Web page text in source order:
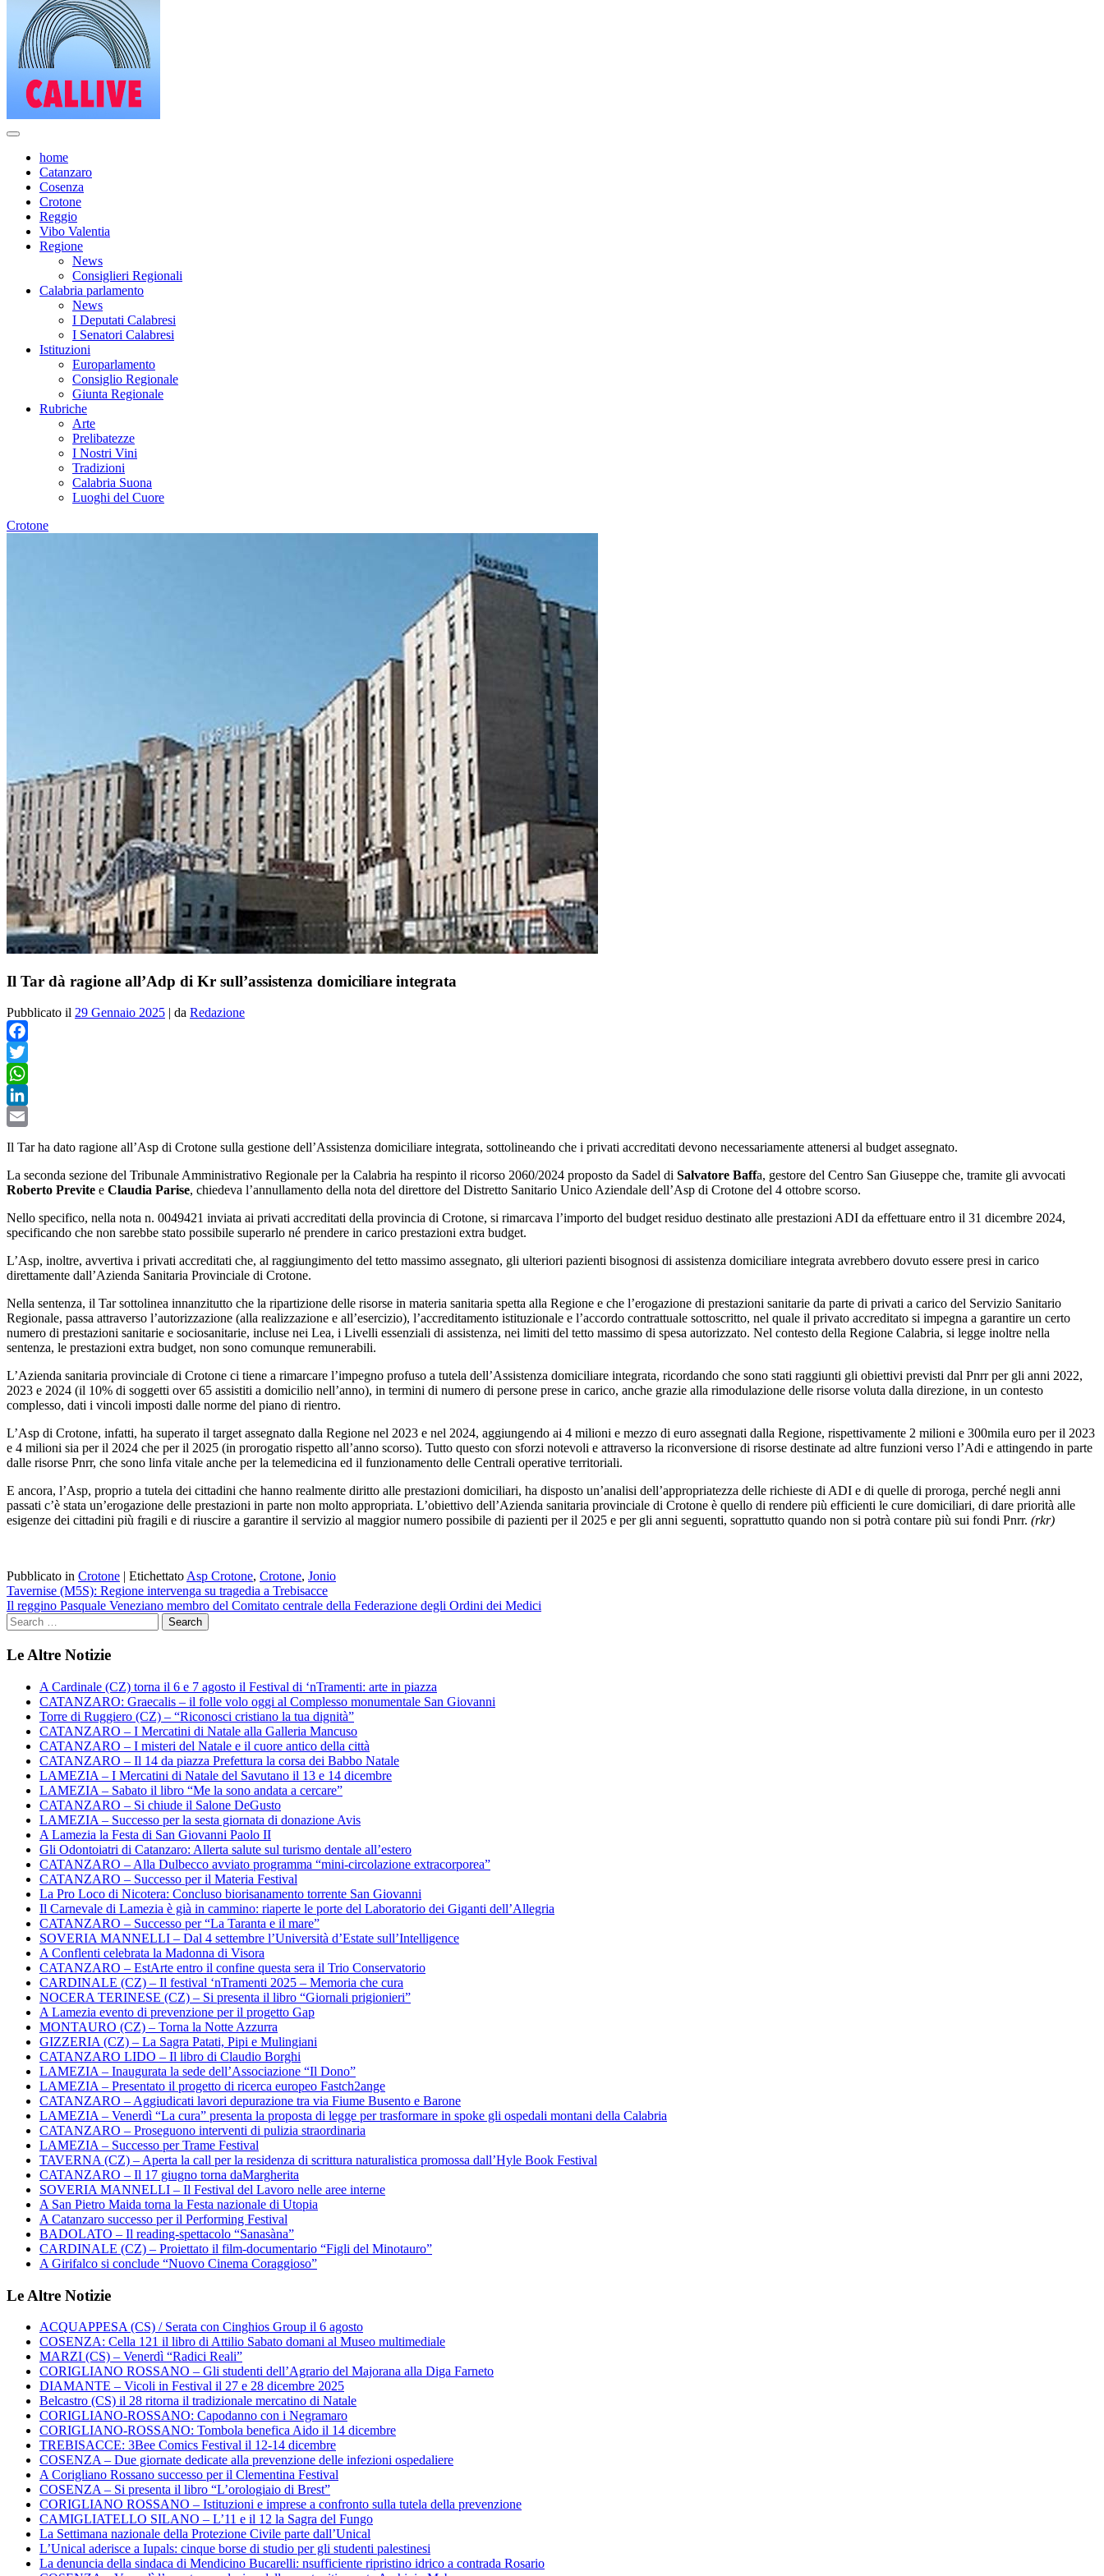
home
Catanzaro
Cosenza
Crotone
Reggio
Vibo Valentia
Regione
News
Consiglieri Regionali
Calabria parlamento
News
I Deputati Calabresi
I Senatori Calabresi
Istituzioni
Europarlamento
Consiglio Regionale
Giunta Regionale
Rubriche
Arte
Prelibatezze
I Nostri Vini
Tradizioni
Calabria Suona
Luoghi del Cuore
Crotone
Il Tar dà ragione all’Adp di Kr sull’assistenza domiciliare integrata
Pubblicato il 29 Gennaio 2025 | da Redazione
Facebook
Twitter
WhatsApp
LinkedIn
Il Tar ha dato ragione all’Asp di Crotone sulla gestione dell’Assistenza domiciliare integrata, sottolineando che i privati accreditati devono necessariamente attenersi al budget assegnato.
La seconda sezione del Tribunale Amministrativo Regionale per la Calabria ha respinto il ricorso 2060/2024 proposto da Sadel di Salvatore Baffa, gestore del Centro San Giuseppe che, tramite gli avvocati
Roberto Previte e Claudia Parise, chiedeva l’annullamento della nota del direttore del Distretto Sanitario Unico Aziendale dell’Asp di Crotone del 4 ottobre scorso.
Nello specifico, nella nota n. 0049421 inviata ai privati accreditati della provincia di Crotone, si rimarcava l’importo del budget residuo destinato alle prestazioni ADI da effettuare entro il 31 dicembre 2024,
specificando che non sarebbe stato possibile superarlo né prendere in carico prestazioni extra budget.
L’Asp, inoltre, avvertiva i privati accreditati che, al raggiungimento del tetto massimo assegnato, gli ulteriori pazienti bisognosi di assistenza domiciliare integrata avrebbero dovuto essere presi in carico
direttamente dall’Azienda Sanitaria Provinciale di Crotone.
Nella sentenza, il Tar sottolinea innanzitutto che la ripartizione delle risorse in materia sanitaria spetta alla Regione e che l’erogazione di prestazioni sanitarie da parte di privati a carico del Servizio Sanitario
Regionale, passa attraverso l’autorizzazione (alla realizzazione e all’esercizio), l’accreditamento istituzionale e l’accordo contrattuale sottoscritto, nel quale il privato accreditato si impegna a garantire un certo
numero di prestazioni sanitarie e sociosanitarie, incluse nei Lea, i Livelli essenziali di assistenza, nei limiti del tetto massimo di spesa autorizzato. Nel contesto della Regione Calabria, si legge inoltre nella
sentenza, le prestazioni extra budget, non sono comunque remunerabili.
L’Azienda sanitaria provinciale di Crotone ci tiene a rimarcare l’impegno profuso a tutela dell’Assistenza domiciliare integrata, ricordando che sono stati raggiunti gli obiettivi previsti dal Pnrr per gli anni 2022,
2023 e 2024 (il 10% di soggetti over 65 assistiti a domicilio nell’anno), in termini di numero di persone prese in carico, anche grazie alla rimodulazione delle risorse voluta dalla direzione, in un contesto
complesso, dati i vincoli imposti dalle norme del piano di rientro.
L’Asp di Crotone, infatti, ha superato il target assegnato dalla Regione nel 2023 e nel 2024, aggiungendo ai 4 milioni e mezzo di euro assegnati dalla Regione, rispettivamente 2 milioni e 300mila euro per il 2023
e 4 milioni sia per il 2024 che per il 2025 (in prorogatio rispetto all’anno scorso). Tutto questo con sforzi notevoli e attraverso la riconversione di risorse destinate ad altre funzioni verso l’Adi e attingendo in parte
dalle risorse Pnrr, che sono linfa vitale anche per la telemedicina ed il funzionamento delle Centrali operative territoriali.
E ancora, l’Asp, proprio a tutela dei cittadini che hanno realmente diritto alle prestazioni domiciliari, ha disposto un’analisi dell’appropriatezza delle richieste di ADI e di quelle di proroga, perché negli anni
passati c’è stata un’erogazione delle prestazioni in parte non molto appropriata. L’obiettivo dell’Azienda sanitaria provinciale di Crotone è quello di rendere più efficienti le cure domiciliari, di dare priorità alle
esigenze dei cittadini più fragili e di riuscire a garantire il servizio al maggior numero possibile di pazienti per il 2025 e per gli anni seguenti, soprattutto quando non si potrà contare più sui fondi Pnrr. (rkr)
Pubblicato in Crotone | EtichettatoAsp Crotone, Crotone, Jonio
Navigazione
articoli
Tavernise (M5S): Regione intervenga su tragedia a Trebisacce
Il reggino Pasquale Veneziano membro del Comitato centrale della Federazione degli Ordini dei Medici
Le Altre Notizie
A Cardinale (CZ) torna il 6 e 7 agosto il Festival di ‘nTramenti: arte in piazza
CATANZARO: Graecalis – il folle volo oggi al Complesso monumentale San Giovanni
Torre di Ruggiero (CZ) – “Riconosci cristiano la tua dignità”
CATANZARO – I Mercatini di Natale alla Galleria Mancuso
CATANZARO – I misteri del Natale e il cuore antico della città
CATANZARO – Il 14 da piazza Prefettura la corsa dei Babbo Natale
LAMEZIA – I Mercatini di Natale del Savutano il 13 e 14 dicembre
LAMEZIA – Sabato il libro “Me la sono andata a cercare”
CATANZARO – Si chiude il Salone DeGusto
LAMEZIA – Successo per la sesta giornata di donazione Avis
A Lamezia la Festa di San Giovanni Paolo II
Gli Odontoiatri di Catanzaro: Allerta salute sul turismo dentale all’estero
CATANZARO – Alla Dulbecco avviato programma “mini-circolazione extracorporea”
CATANZARO – Successo per il Materia Festival
La Pro Loco di Nicotera: Concluso biorisanamento torrente San Giovanni
Il Carnevale di Lamezia è già in cammino: riaperte le porte del Laboratorio dei Giganti dell’Allegria
CATANZARO – Successo per “La Taranta e il mare”
SOVERIA MANNELLI – Dal 4 settembre l’Università d’Estate sull’Intelligence
A Conflenti celebrata la Madonna di Visora
CATANZARO – EstArte entro il confine questa sera il Trio Conservatorio
CARDINALE (CZ) – Il festival ‘nTramenti 2025 – Memoria che cura
NOCERA TERINESE (CZ) – Si presenta il libro “Giornali prigionieri”
A Lamezia evento di prevenzione per il progetto Gap
MONTAURO (CZ) – Torna la Notte Azzurra
GIZZERIA (CZ) – La Sagra Patati, Pipi e Mulingiani
CATANZARO LIDO – Il libro di Claudio Borghi
LAMEZIA – Inaugurata la sede dell’Associazione “Il Dono”
LAMEZIA – Presentato il progetto di ricerca europeo Fastch2ange
CATANZARO – Aggiudicati lavori depurazione tra via Fiume Busento e Barone
LAMEZIA – Venerdì “La cura” presenta la proposta di legge per trasformare in spoke gli ospedali montani della Calabria
CATANZARO – Proseguono interventi di pulizia straordinaria
LAMEZIA – Successo per Trame Festival
TAVERNA (CZ) – Aperta la call per la residenza di scrittura naturalistica promossa dall’Hyle Book Festival
CATANZARO – Il 17 giugno torna daMargherita
SOVERIA MANNELLI – Il Festival del Lavoro nelle aree interne
A San Pietro Maida torna la Festa nazionale di Utopia
A Catanzaro successo per il Performing Festival
BADOLATO – Il reading-spettacolo “Sanasàna”
CARDINALE (CZ) – Proiettato il film-documentario “Figli del Minotauro”
A Girifalco si conclude “Nuovo Cinema Coraggioso”
Le Altre Notizie
ACQUAPPESA (CS) / Serata con Cinghios Group il 6 agosto
COSENZA: Cella 121 il libro di Attilio Sabato domani al Museo multimediale
MARZI (CS) – Venerdì “Radici Reali”
CORIGLIANO ROSSANO – Gli studenti dell’Agrario del Majorana alla Diga Farneto
DIAMANTE – Vicoli in Festival il 27 e 28 dicembre 2025
Belcastro (CS) il 28 ritorna il tradizionale mercatino di Natale
CORIGLIANO-ROSSANO: Capodanno con i Negramaro
CORIGLIANO-ROSSANO: Tombola benefica Aido il 14 dicembre
TREBISACCE: 3Bee Comics Festival il 12-14 dicembre
COSENZA – Due giornate dedicate alla prevenzione delle infezioni ospedaliere
A Corigliano Rossano successo per il Clementina Festival
COSENZA – Si presenta il libro “L’orologiaio di Brest”
CORIGLIANO ROSSANO – Istituzioni e imprese a confronto sulla tutela della prevenzione
CAMIGLIATELLO SILANO – L’11 e il 12 la Sagra del Fungo
La Settimana nazionale della Protezione Civile parte dall’Unical
L’Unical aderisce a Iupals: cinque borse di studio per gli studenti palestinesi
La denuncia della sindaca di Mendicino Bucarelli: nsufficiente ripristino idrico a contrada Rosario